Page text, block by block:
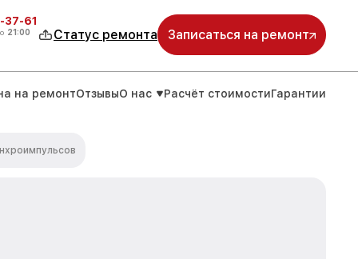
37-61
21:00 Статус ремонта Записаться на ремонт
на ремонтОтзывыО нас Расчёт стоимостиГарантии